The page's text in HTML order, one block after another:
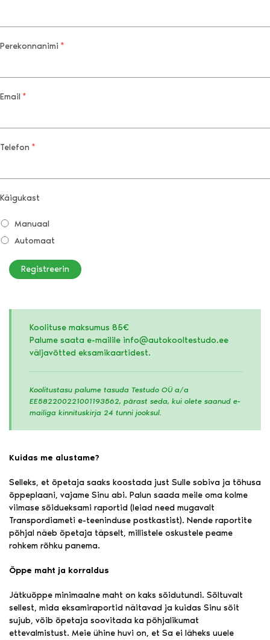
Perekonnanimi *
Email *
Telefon *
Käigukast
Manuaal
Automaat
Registreerin
Koolituse maksumus 85€
Palume saata e-mailile info@autokooltestudo.ee
väljavõtted eksamikaartidest.
Koolitustasu palume tasuda Testudo OÜ a/a
EE582200221001193562, pärast seda, kui olete saanud e-
mailiga kinnituskirja 24 tunni jooksul.
Kuidas me alustame?
Selleks, et õpetaja saaks koostada just Sulle sobiva ja tõhusa
õppeplaani, vajame Sinu abi. Palun saada meile oma kolme
viimase sõidueksami raportid (leiad need mugavalt
Transpordiameti e-teeninduse postkastist). Nende raportite
põhjal näeb õpetaja täpselt, millistele oskustele peame
rohkem rõhku panema.
Õppe maht ja korraldus
Jätkuõppe minimaalne maht on kaks sõidutundi. Sõltuvalt
sellest, mida eksamiraportid näitavad ja kuidas Sinu sõit
sujub, võib õpetaja soovitada ka põhjalikumat
ettevalmistust. Meie ühine huvi on, et Sa ei läheks uuele